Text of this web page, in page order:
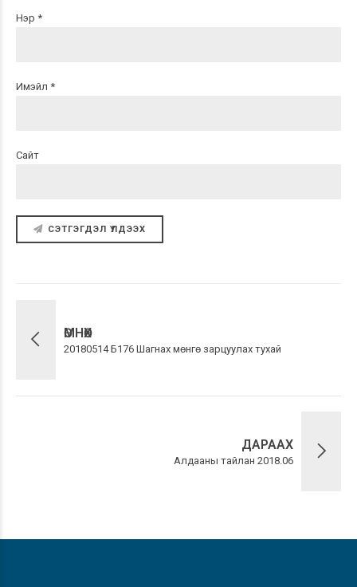
Нэр *
Имэйл *
Сайт
СЭТГЭГДЭЛ ҮЛДЭЭХ
ӨМНӨХ
20180514 Б176 Шагнах мөнгө зарцуулах тухай
ДАРААХ
Алдааны тайлан 2018.06